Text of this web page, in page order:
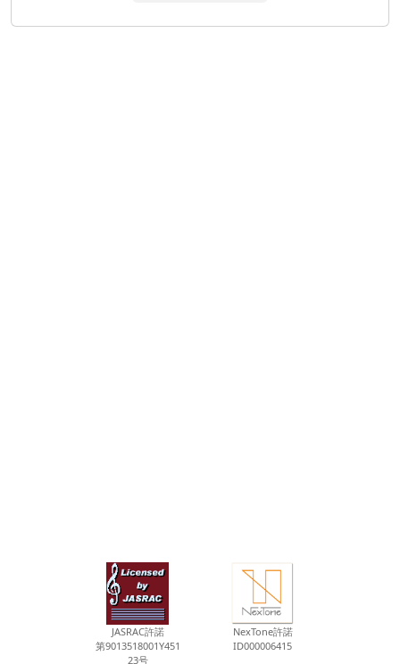
JASRAC許諾
第9013518001Y451
23号
NexTone許諾
ID000006415